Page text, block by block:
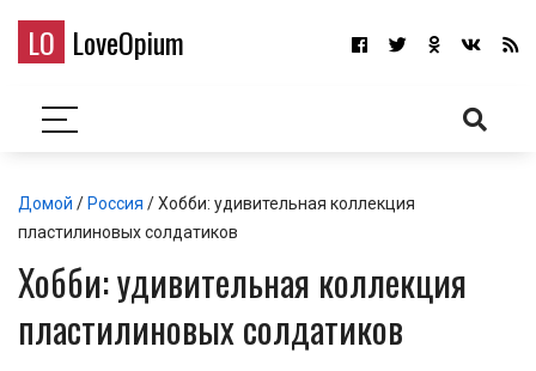
LO LoveOpium
Домой / Россия / Хобби: удивительная коллекция
пластилиновых солдатиков
Хобби: удивительная коллекция
пластилиновых солдатиков